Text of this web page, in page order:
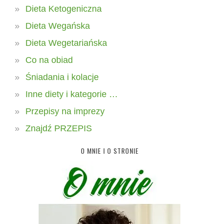
Dieta Ketogeniczna
Dieta Wegańska
Dieta Wegetariańska
Co na obiad
Śniadania i kolacje
Inne diety i kategorie …
Przepisy na imprezy
Znajdź PRZEPIS
O MNIE I O STRONIE